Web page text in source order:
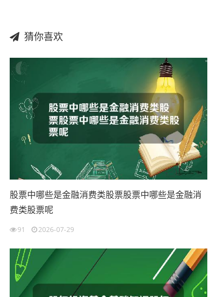
猜你喜欢
股票中哪些是金融消费类股票股票中哪些是金融消
费类股票呢
91 2026-07-29